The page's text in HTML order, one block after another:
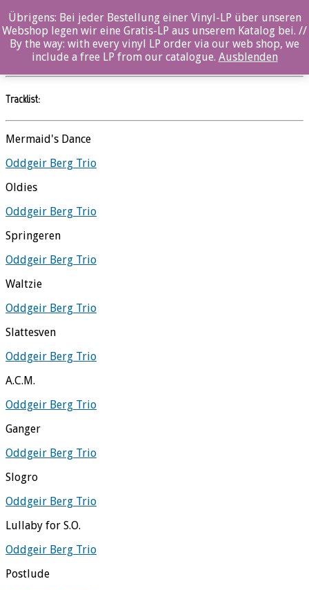
Before Dawn – Vinyl
Oddgeir Berg Trio//Ozella
Tracklist:
Mermaid's Dance
Oddgeir Berg Trio
Oldies
Oddgeir Berg Trio
Springeren
Oddgeir Berg Trio
Waltzie
Oddgeir Berg Trio
Slattesven
Oddgeir Berg Trio
A.C.M.
Oddgeir Berg Trio
Ganger
Oddgeir Berg Trio
Slogro
Oddgeir Berg Trio
Lullaby for S.O.
Oddgeir Berg Trio
Postlude
Übrigens: Bei jeder Bestellung einer Vinyl-LP über unseren
Webshop legen wir eine Gratis-LP aus unserem Katalog bei. //
By the way: with every vinyl LP order via our web shop, we
include a free LP from our catalogue. Ausblenden